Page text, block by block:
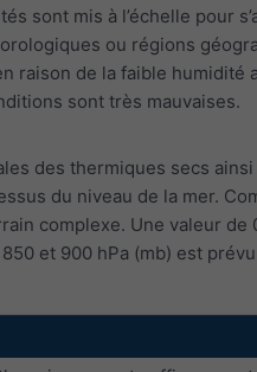
sont mis à l’échelle pour
ou régions
raison de la faible humidité
sont très mauvaises.
des thermiques secs
du niveau de la mer.
complexe. Une valeur de
et 900 hPa (mb) est